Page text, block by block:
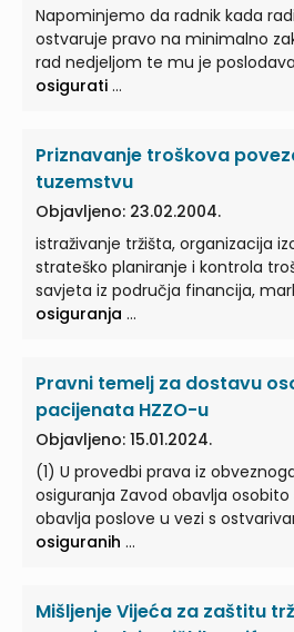
Napominjemo da radnik kada
ostvaruje pravo na minimalno
rad nedjeljom te mu je
osigurati ...
Priznavanje troškova
tuzemstvu
Objavljeno: 23.02.2004.
istraživanje tržišta, organizacija
strateško planiranje i kontrola
savjeta iz područja financija,
osiguranja ...
Pravni temelj za dostavu
pacijenata HZZO-u
Objavljeno: 15.01.2024.
(1) U provedbi prava iz
osiguranja Zavod obavlja
obavlja poslove u vezi s
osiguranih ...
Mišljenje Vijeća za zaštitu